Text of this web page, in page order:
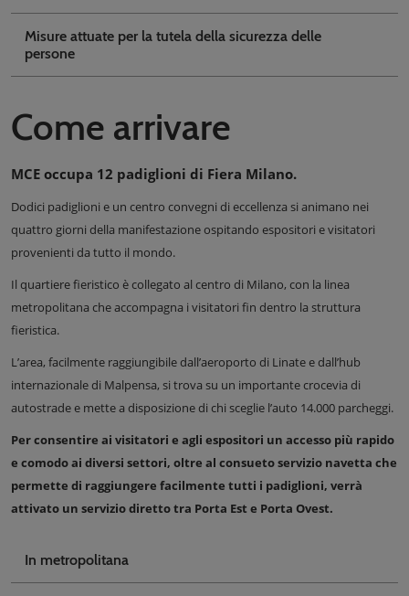
Misure attuate per la tutela della sicurezza delle
persone
Come arrivare
MCE occupa 12 padiglioni di Fiera Milano.
Dodici padiglioni e un centro convegni di eccellenza si animano nei
quattro giorni della manifestazione ospitando espositori e visitatori
provenienti da tutto il mondo.
Il quartiere fieristico è collegato al centro di Milano, con la linea
metropolitana che accompagna i visitatori fin dentro la struttura
fieristica.
L’area, facilmente raggiungibile dall’aeroporto di Linate e dall’hub
internazionale di Malpensa, si trova su un importante crocevia di
autostrade e mette a disposizione di chi sceglie l’auto 14.000 parcheggi.
Per consentire ai visitatori e agli espositori un accesso più rapido
e comodo ai diversi settori, oltre al consueto servizio navetta che
permette di raggiungere facilmente tutti i padiglioni, verrà
attivato un servizio diretto tra Porta Est e Porta Ovest.
In metropolitana